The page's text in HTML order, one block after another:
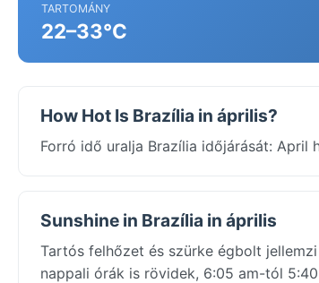
TARTOMÁNY
22–33°C
How Hot Is Brazília in április?
Forró idő uralja Brazília időjárását: April
Sunshine in Brazília in április
Tartós felhőzet és szürke égbolt
nappali órák is rövidek, 6:05 am-tól